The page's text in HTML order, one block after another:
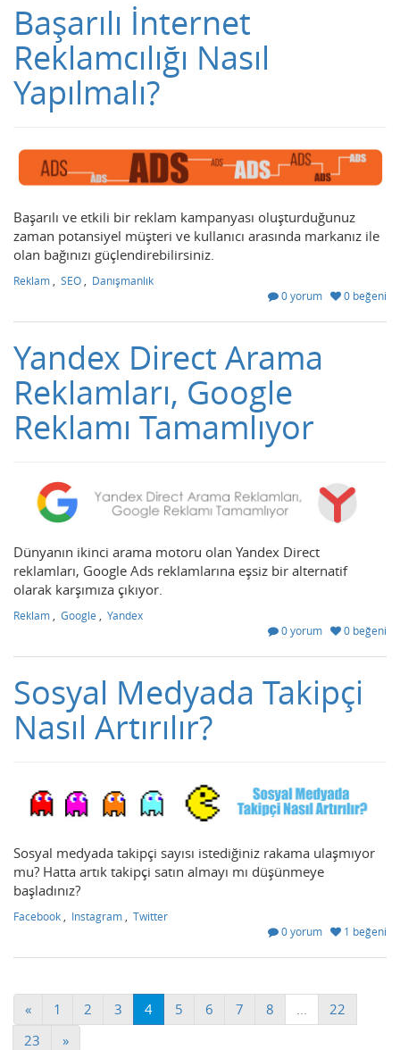
Başarılı İnternet
Reklamcılığı Nasıl
Yapılmalı?
Başarılı ve etkili bir reklam kampanyası oluşturduğunuz
zaman potansiyel müşteri ve kullanıcı arasında markanız ile
olan bağınızı güçlendirebilirsiniz.
Reklam , SEO , Danışmanlık
0 yorum
0 beğeni
Yandex Direct Arama
Reklamları, Google
Reklamı Tamamlıyor
Dünyanın ikinci arama motoru olan Yandex Direct
reklamları, Google Ads reklamlarına eşsiz bir alternatif
olarak karşımıza çıkıyor.
Reklam , Google , Yandex
0 yorum
0 beğeni
Sosyal Medyada Takipçi
Nasıl Artırılır?
Sosyal medyada takipçi sayısı istediğiniz rakama ulaşmıyor
mu? Hatta artık takipçi satın almayı mı düşünmeye
başladınız?
Facebook Instagram
Twitter
0 yorum
1 beğeni
« 1 2 3 4 5 6 7 8
22
23
»